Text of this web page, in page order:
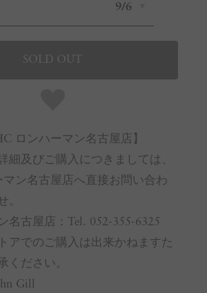
9/6
SOLD OUT
ロンハーマン名古屋店】
細及びご購入につきましては、
マン名古屋店へ直接お問い合わ
。
名古屋店：Tel. 052-355-6325
アでのご購入は出来かねますた
ください。
Gill